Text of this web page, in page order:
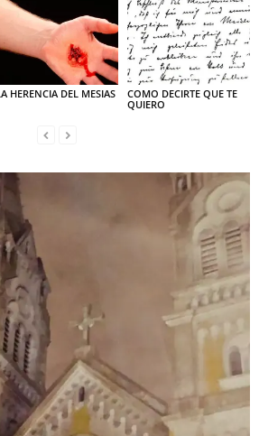
HERENCIA DEL MESIAS
COMO DECIRTE QUE TE
QUIERO